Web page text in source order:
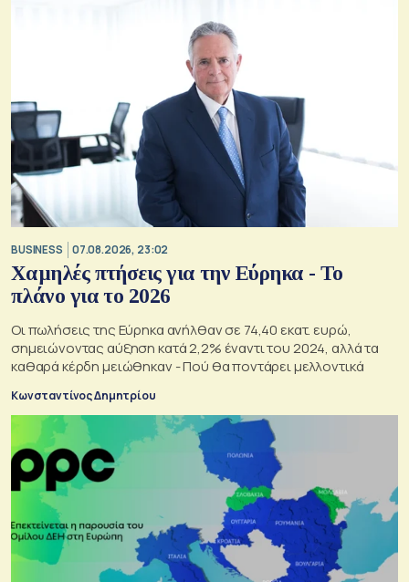
BUSINESS 07.08.2026, 23:02
Χαμηλές πτήσεις για την Εύρηκα - Το
πλάνο για το 2026
Οι πωλήσεις της Εύρηκα ανήλθαν σε 74,40 εκατ. ευρώ,
σημειώνοντας αύξηση κατά 2,2% έναντι του 2024, αλλά τα
καθαρά κέρδη μειώθηκαν - Πού θα ποντάρει μελλοντικά
Κωνσταντίνος Δημητρίου